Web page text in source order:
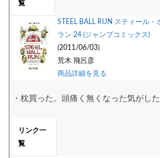
覧
STEEL BALL RUN スティール・
ラン 24 (ジャンプコミックス)
(2011/06/03)
荒木 飛呂彦
商品詳細を見る
・枕買った。頭痛く無くなった気がした
リンク一
覧